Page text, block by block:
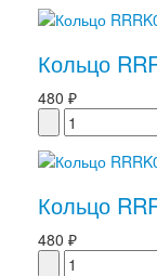
Кольцо
480 ₽
Кольцо
480 ₽